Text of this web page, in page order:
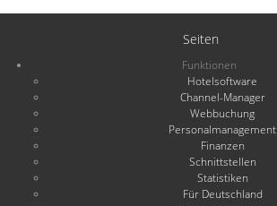
Seiten
Funktionen
Hotelsoftware
Channel-Manager
Webbuchung
Personalmanagement
Finanzen
Schnittstellen
Statistiken
Für Deutschland